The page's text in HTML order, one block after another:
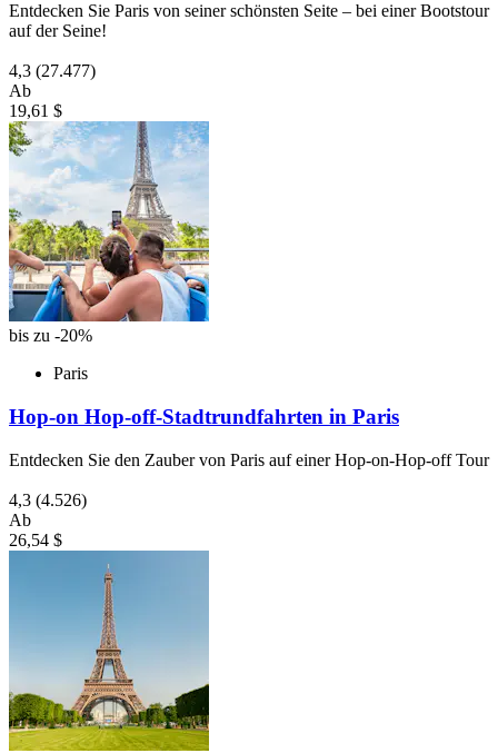
Entdecken Sie Paris von seiner schönsten Seite – bei einer Bootstour
auf der Seine!
4,3 (27.477)
Ab
19,61 $
bis zu -20%
Paris
Hop-on Hop-off-Stadtrundfahrten in Paris
Entdecken Sie den Zauber von Paris auf einer Hop-on-Hop-off Tour
4,3 (4.526)
Ab
26,54 $